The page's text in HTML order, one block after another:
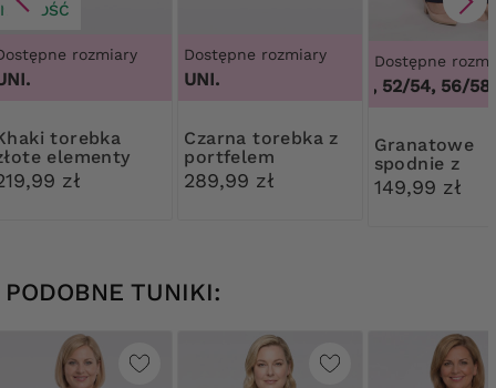
NOWOŚĆ
rozmiary
elementy
zł
Dostępne rozmiary
UNI.
Czarna torebka z
portfelem
289,99 zł
Dostępne
48/50, 52/54, 56/58,
Granatowe
spodnie z
rozcięciem
nogawce
149,99 zł
PODOBNE TUNIKI: